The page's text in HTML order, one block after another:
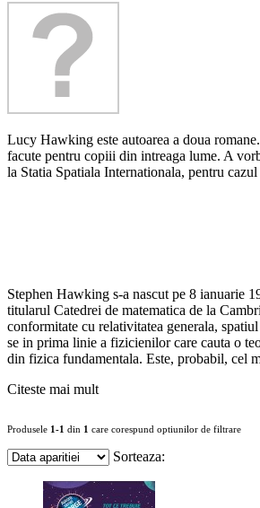
Lucy Hawking este autoarea a doua
facute pentru copiii din intreaga lume. A
la Statia Spatiala Internationala, pentru
Stephen Hawking s-a nascut pe 8 ianuarie
titularul Catedrei de matematica de la
conformitate cu relativitatea generala,
se in prima linie a fizicienilor care cauta o
din fizica fundamentala. Este, probabil, cel
Citeste mai mult
Produsele 1-1 din 1 care corespund optiunilor de filtrare
Sorteaza: